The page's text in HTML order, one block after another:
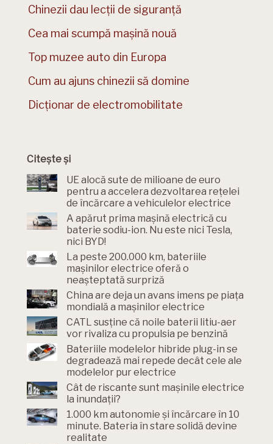
Chinezii dau lecții de siguranță
Cea mai scumpă mașină nouă
Top muzee auto din Europa
Cum au ajuns chinezii să domine
Dicționar de electromobilitate
Citește și
UE alocă sute de milioane de euro
pentru a accelera dezvoltarea rețelei
de încărcare a vehiculelor electrice
A apărut prima mașină electrică cu
baterie sodiu-ion. Nu este nici Tesla,
nici BYD!
La peste 200.000 km, bateriile
mașinilor electrice oferă o
neașteptată surpriză
China are deja un avans imens pe piața
mondială a mașinilor electrice
CATL susține că noile baterii litiu-aer
vor rivaliza cu propulsia pe benzină
Bateriile modelelor hibride plug-in se
degradează mai repede decât cele ale
modelelor pur electrice
Cât de riscante sunt mașinile electrice
la inundații?
1.000 km autonomie și încărcare în 10
minute. Bateria în stare solidă devine
realitate